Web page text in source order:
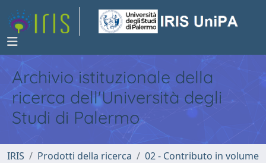
Archivio istituzionale della
ricerca dell'Università degli
Studi di Palermo
IRIS Prodotti della ricerca
02 - Contributo in volume